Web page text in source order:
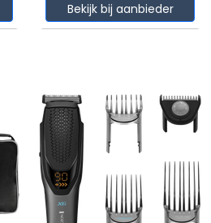
Bekijk bij aanbieder